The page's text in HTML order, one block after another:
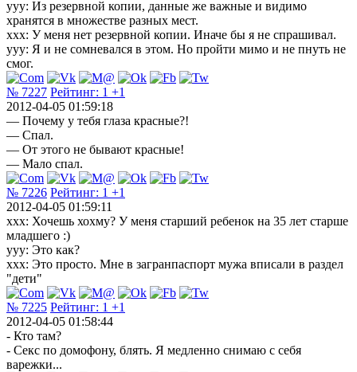
yyy: Из резервной копии, данные же важные и видимо
хранятся в множестве разных мест.
xxx: У меня нет резервной копии. Иначе бы я не спрашивал.
yyy: Я и не сомневался в этом. Но пройти мимо и не пнуть не
смог.
№ 7227 Рейтинг: 1 +1
2012-04-05 01:59:18
— Почему у тебя глаза красные?!
— Спал.
— От этого не бывают красные!
— Мало спал.
№ 7226 Рейтинг: 1 +1
2012-04-05 01:59:11
xxx: Хочешь хохму? У меня старший ребенок на 35 лет старше
младшего :)
yyy: Это как?
xxx: Это просто. Мне в загранпаспорт мужа вписали в раздел
"дети"
№ 7225 Рейтинг: 1 +1
2012-04-05 01:58:44
- Кто там?
- Секс по домофону, блять. Я медленно снимаю с себя
варежки...